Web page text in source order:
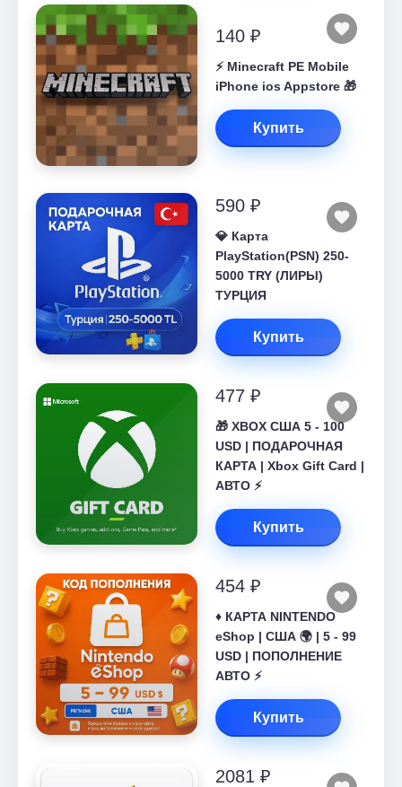
140 ₽
⚡️ Minecraft PE Mobile
iPhone ios Appstore 🎁
Купить
590 ₽
💎 Карта
PlayStation(PSN) 250-
5000 TRY (ЛИРЫ)
ТУРЦИЯ
Купить
477 ₽
🎁 XBOX США 5 - 100
USD | ПОДАРОЧНАЯ
КАРТА | Xbox Gift Card |
АВТО ⚡
Купить
454 ₽
♦️ КАРТА NINTENDO
eShop | США 🌍 | 5 - 99
USD | ПОПОЛНЕНИЕ
АВТО ⚡
Купить
2081 ₽